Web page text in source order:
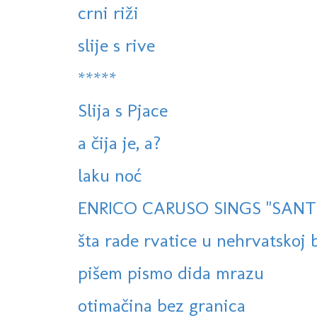
crni riži
slije s rive
*****
Slija s Pjace
a čija je, a?
laku noć
ENRICO CARUSO SINGS
šta rade rvatice u nehrvatskoj
pišem pismo dida mrazu
otimačina bez granica